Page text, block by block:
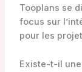
Tooplans se
focus sur
pour les
Existe-t-il